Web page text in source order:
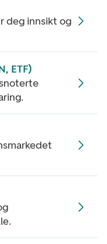
deg innsikt og
ETF)